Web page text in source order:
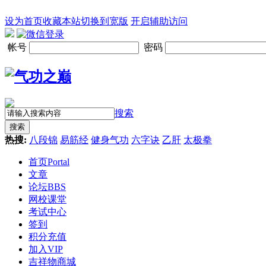
设为首页收藏本站切换到宽版 开启辅助访问
帐号 密码
搜索
搜索
热搜: 八段锦 易筋经 健身气功 六字诀 乙肝 太极拳
首页Portal
文章
论坛BBS
网校课堂
考试中心
签到
积分充值
加入VIP
吉祥物商城